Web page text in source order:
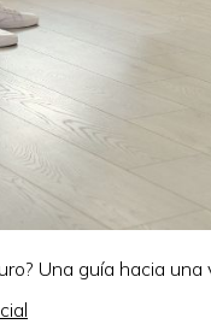
Una guía hacia